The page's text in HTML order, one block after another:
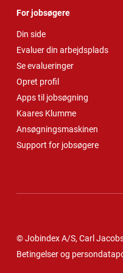
For jobsøgere
Din side
Evaluer din arbejdsplads
Se evalueringer
Opret profil
Apps til jobsøgning
Kaares Klumme
Ansøgningsmaskinen
Support for jobsøgere
© Jobindex A/S, Carl
Betingelser og